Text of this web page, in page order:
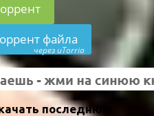
файла
через uTorria
последнюю